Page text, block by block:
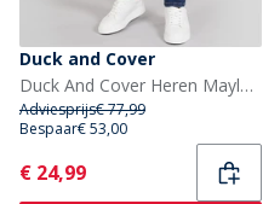
Duck and Cover
Duck And Cover Heren Maylead Slim Fit Jeans Donkere Wassing
Adviesprijs€ 77,99
Bespaar€ 53,00
Current
€ 24,99